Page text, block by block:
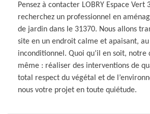
Pensez à contacter LOBRY Espace Vert
recherchez un professionnel en
de jardin dans le 31370. Nous allons
site en un endroit calme et apaisant, au
inconditionnel. Quoi qu’il en soit, notre
même : réaliser des interventions de
total respect du végétal et de
nous votre projet en toute quiétude.